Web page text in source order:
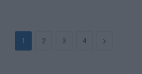
1 2 3 4 Next